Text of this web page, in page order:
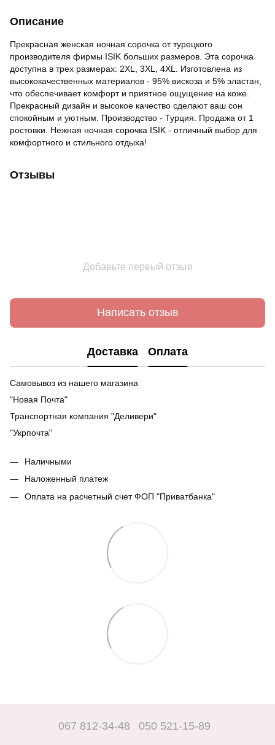
Описание
Прекрасная женская ночная сорочка от турецкого
производителя фирмы ISIK больших размеров. Эта сорочка
доступна в трех размерах: 2XL, 3XL, 4XL. Изготовлена из
высококачественных материалов - 95% вискоза и 5% эластан,
что обеспечивает комфорт и приятное ощущение на коже.
Прекрасный дизайн и высокое качество сделают ваш сон
спокойным и уютным. Производство - Турция. Продажа от 1
ростовки. Нежная ночная сорочка ISIK - отличный выбор для
комфортного и стильного отдыха!
Отзывы
Добавьте первый отзыв
Написать отзыв
Доставка Оплата
Самовывоз из нашего магазина
"Новая Почта"
Транспортная компания "Деливери"
"Укрпочта"
Наличными
Наложенный платеж
Оплата на расчетный счет ФОП "Приватбанка"
067 812-34-48 050 521-15-89